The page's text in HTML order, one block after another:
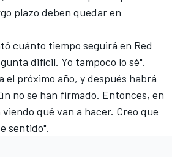
plazo deben quedar en
cuánto tiempo seguirá en Red
difícil. Yo tampoco lo sé".
el próximo año, y después habrá
no se han firmado. Entonces, en
qué van a hacer. Creo que
sentido".